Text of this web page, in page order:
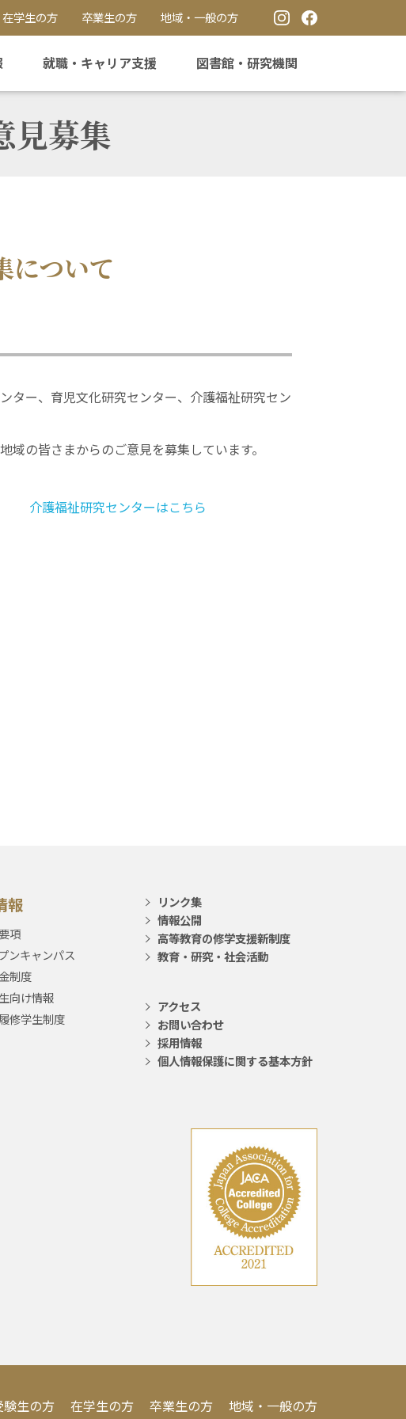
在学生の方 卒業生の方 地域・一般の方
就職・キャリア支援 図書館・研究機関
見募集
について
ター、育児文化研究センター、介護福祉研究セン
の皆さまからのご意見を募集しています。
介護福祉研究センターはこちら
報
項
ンキャンパス
制度
向け情報
修学生制度
リンク集
情報公開
高等教育の修学支援新制度
教育・研究・社会活動
アクセス
お問い合わせ
採用情報
個人情報保護に関する基本方針
験生の方 在学生の方 卒業生の方 地域・一般の方